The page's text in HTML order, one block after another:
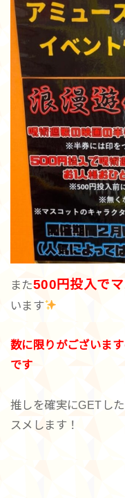
また500円投入で
います
数に限りがございま
です
推しを確実にGETし
スメします！